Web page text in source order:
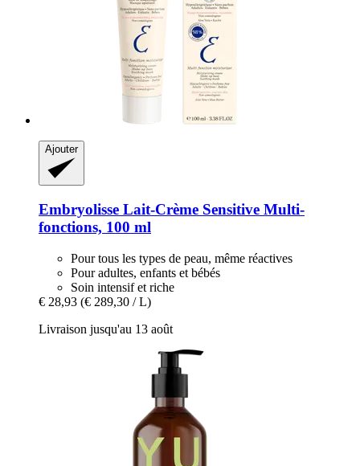
Ajouter
Embryolisse Lait-​Crème Sensitive Multi-​
fonctions, 100 ml
Pour tous les types de peau, même réactives
Pour adultes, enfants et bébés
Soin intensif et riche
€ 28,93 (€ 289,30 / L)
Livraison jusqu'au 13 août